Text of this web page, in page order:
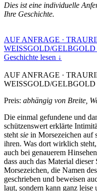
Dies ist eine individuelle
Ihre Geschichte.
AUF ANFRAGE ·
WEISSGOLD/GELBGOLD
Geschichte lesen ↓
AUF ANFRAGE ·
WEISSGOLD/GELBGOLD
Preis: abhängig von Breite,
Die einmal gefundene und
schützenswert erklärte
steht sie in Morsezeichen auf
ihren. Was dort wirklich
auch bei genauerem
dass auch das Material
Morsezeichen, die Namen
geschrieben und beweisen
laut, sondern kann ganz leise